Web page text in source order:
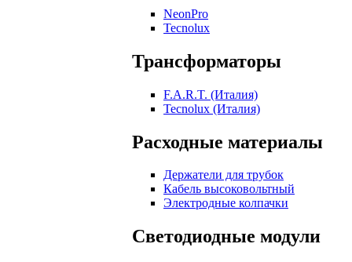
NeonPro
Tecnolux
Трансформаторы
F.A.R.T. (Италия)
Tecnolux (Италия)
Расходные материалы
Держатели для трубок
Кабель высоковольтный
Электродные колпачки
Светодиодные модули